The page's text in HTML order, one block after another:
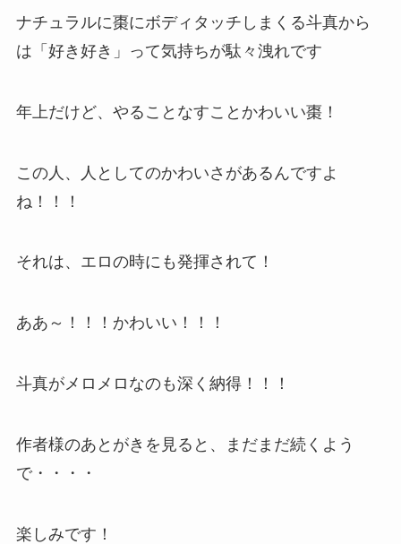
ナチュラルに棗にボディタッチしまくる斗真から
は「好き好き」って気持ちが駄々洩れです
年上だけど、やることなすことかわいい棗！
この人、人としてのかわいさがあるんですよ
ね！！！
それは、エロの時にも発揮されて！
ああ～！！！かわいい！！！
斗真がメロメロなのも深く納得！！！
作者様のあとがきを見ると、まだまだ続くよう
で・・・・
楽しみです！